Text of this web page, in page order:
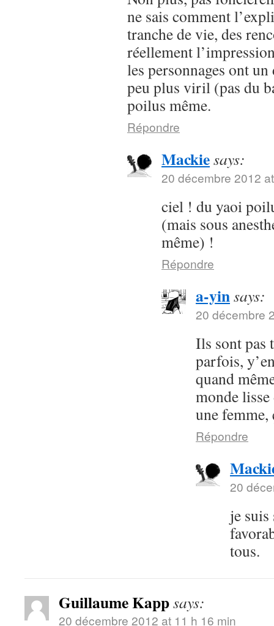
ne sais comment
tranche de vie, des
réellement
les personnages ont
peu plus viril (pas du
poilus même.
Répondre
Mackiesays:
20 décembre 2012
ciel ! du yaoi
(mais sous
même) !
Répondre
a-yinsays:
20 décembre
Ils sont pas
parfois,
quand
monde
une femme,
Répondre
20
je suis
tous.
Guillaume Kappsays:
20 décembre 2012 at 11 h 16 min